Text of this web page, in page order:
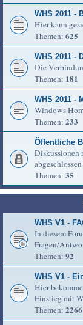
WHS 2011 -
Hier kann
Themen: 625
WHS 2011 -
Die
Themen: 181
WHS 2011 -
Windows
Themen: 233
Öffentliche
Diskussionen
Themen: 35
WHS V1 -
In diesem
Fragen/
Themen: 92
WHS V1 -
Hier
Einstieg mit
Themen: 2266